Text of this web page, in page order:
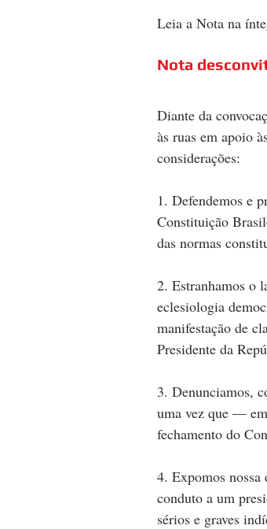
Leia a Nota na
Nota
Diante da
às ruas em apoio
considerações:
1. Defendemos e
Constituição
das normas
2. Estranhamos o
eclesiologia
manifestação de
Presidente da
3. Denunciamos,
uma vez que —
fechamento do
4. Expomos nossa
conduto a um
sérios e graves